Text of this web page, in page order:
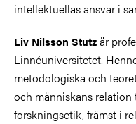
intellektuellas ansvar i
Liv Nilsson Stutzär
Linnéuniversitetet.
metodologiska och
och människans
forskningsetik, främst i